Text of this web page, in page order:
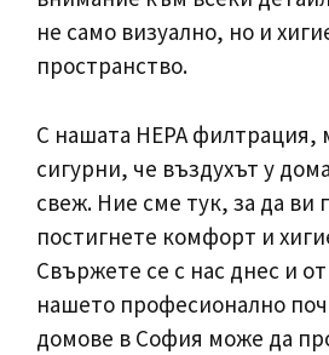
не само визуално, но и
пространство.
С нашата HEPA филтрация,
сигурни, че въздухът у
свеж. Ние сме тук, за да ви
постигнете комфорт и
Свържете се с нас днес и
нашето професионално
домове в София може да